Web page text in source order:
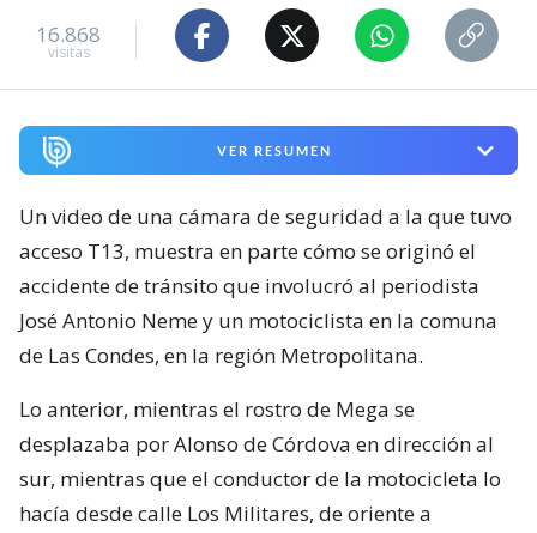
16.868
visitas
VER RESUMEN
Un video de una cámara de seguridad a la que tuvo
acceso T13, muestra en parte cómo se originó el
accidente de tránsito que involucró al periodista
José Antonio Neme y un motociclista en la comuna
de Las Condes, en la región Metropolitana.
Lo anterior, mientras el rostro de Mega se
desplazaba por Alonso de Córdova en dirección al
sur, mientras que el conductor de la motocicleta lo
hacía desde calle Los Militares, de oriente a